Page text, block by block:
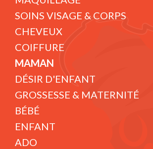
SOINS VISAGE & CORPS
CHEVEUX
COIFFURE
MAMAN
DÉSIR D'ENFANT
GROSSESSE & MATERNITÉ
BÉBÉ
ENFANT
ADO